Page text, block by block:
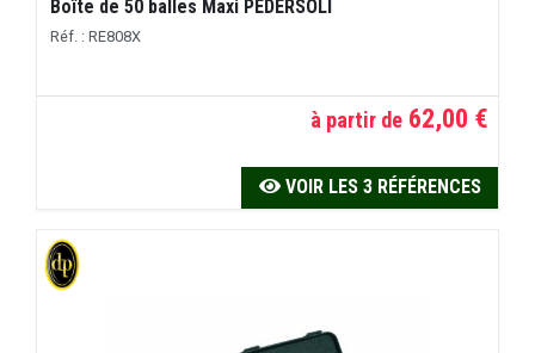
Boîte de 50 balles Maxi PEDERSOLI
Réf. : RE808X
à partir de 62,00 €
VOIR LES 3 RÉFÉRENCES